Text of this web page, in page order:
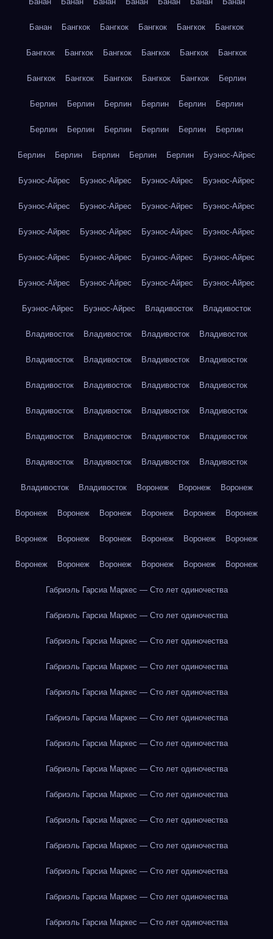
Банан Бангкок Бангкок Бангкок Бангкок Бангкок
Бангкок Бангкок Бангкок Бангкок Бангкок Бангкок
Бангкок Бангкок Бангкок Бангкок Бангкок Берлин
Берлин Берлин Берлин Берлин Берлин Берлин
Берлин Берлин Берлин Берлин Берлин Берлин
Берлин Берлин Берлин Берлин Берлин Буэнос-Айрес
Буэнос-Айрес Буэнос-Айрес Буэнос-Айрес Буэнос-Айрес
Буэнос-Айрес Буэнос-Айрес Буэнос-Айрес Буэнос-Айрес
Буэнос-Айрес Буэнос-Айрес Буэнос-Айрес Буэнос-Айрес
Буэнос-Айрес Буэнос-Айрес Буэнос-Айрес Буэнос-Айрес
Буэнос-Айрес Буэнос-Айрес Буэнос-Айрес Буэнос-Айрес
Буэнос-Айрес Буэнос-Айрес Владивосток Владивосток
Владивосток Владивосток Владивосток Владивосток
Владивосток Владивосток Владивосток Владивосток
Владивосток Владивосток Владивосток Владивосток
Владивосток Владивосток Владивосток Владивосток
Владивосток Владивосток Владивосток Владивосток
Владивосток Владивосток Владивосток Владивосток
Владивосток Владивосток Воронеж Воронеж Воронеж
Воронеж Воронеж Воронеж Воронеж Воронеж Воронеж
Воронеж Воронеж Воронеж Воронеж Воронеж Воронеж
Воронеж Воронеж Воронеж Воронеж Воронеж Воронеж
Габриэль Гарсиа Маркес — Сто лет одиночества
Габриэль Гарсиа Маркес — Сто лет одиночества
Габриэль Гарсиа Маркес — Сто лет одиночества
Габриэль Гарсиа Маркес — Сто лет одиночества
Габриэль Гарсиа Маркес — Сто лет одиночества
Габриэль Гарсиа Маркес — Сто лет одиночества
Габриэль Гарсиа Маркес — Сто лет одиночества
Габриэль Гарсиа Маркес — Сто лет одиночества
Габриэль Гарсиа Маркес — Сто лет одиночества
Габриэль Гарсиа Маркес — Сто лет одиночества
Габриэль Гарсиа Маркес — Сто лет одиночества
Габриэль Гарсиа Маркес — Сто лет одиночества
Габриэль Гарсиа Маркес — Сто лет одиночества
Габриэль Гарсиа Маркес — Сто лет одиночества